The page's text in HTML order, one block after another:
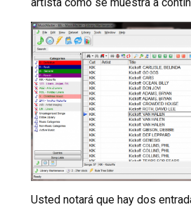
artista como se muestra a
Usted notará que hay dos